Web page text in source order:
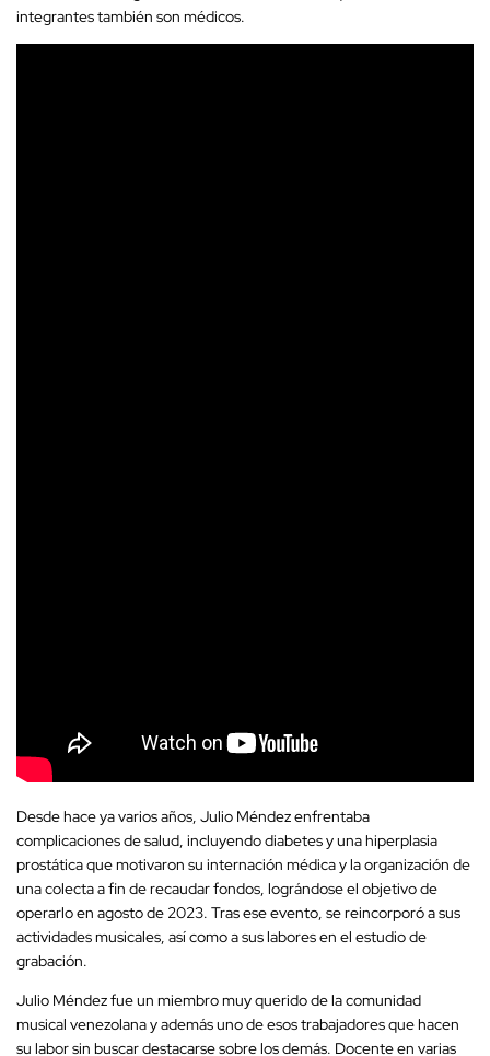
integrantes también son médicos.
Desde hace ya varios años, Julio Méndez enfrentaba
complicaciones de salud, incluyendo diabetes y una hiperplasia
prostática que motivaron su internación médica y la organización de
una colecta a fin de recaudar fondos, lográndose el objetivo de
operarlo en agosto de 2023. Tras ese evento, se reincorporó a sus
actividades musicales, así como a sus labores en el estudio de
grabación.
Julio Méndez fue un miembro muy querido de la comunidad
musical venezolana y además uno de esos trabajadores que hacen
su labor sin buscar destacarse sobre los demás. Docente en varias